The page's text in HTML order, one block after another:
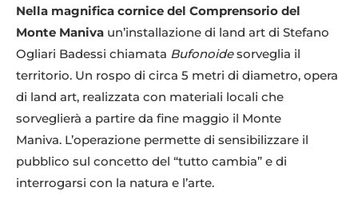
Nella magnifica cornice del Comprensorio del
Monte Maniva un’installazione di land art di Stefano
Ogliari Badessi chiamata Bufonoidesorveglia il
territorio. Un rospo di circa 5 metri di diametro, opera
di land art, realizzata con materiali locali che
sorveglierà a partire da fine maggio il Monte
Maniva. L’operazione permette di sensibilizzare il
pubblico sul concetto del “tutto cambia” e di
interrogarsi con la natura e l’arte.